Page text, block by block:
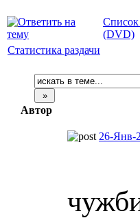
Список
(DVD)
Статистика раздачи
Автор
26-Янв-